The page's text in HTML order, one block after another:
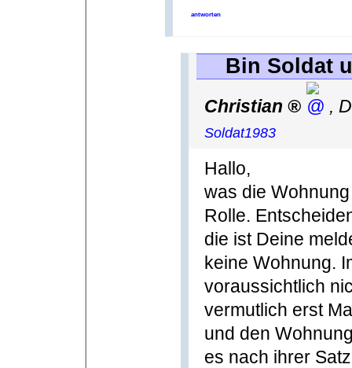
antworten
Bin Soldat
Christian ,
Soldat1983
Hallo,
was die
Rolle.
die ist Deine
keine Wohnung.
voraussichtlich
vermutlich erst
und den
es nach ihrer